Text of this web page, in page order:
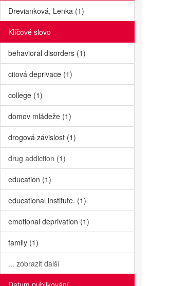
Drevianková, Lenka (1)
Klíčové slovo
behavioral disorders (1)
citová deprivace (1)
college (1)
domov mládeže (1)
drogová závislost (1)
drug addiction (1)
education (1)
educational institute. (1)
emotional deprivation (1)
family (1)
... zobrazit další